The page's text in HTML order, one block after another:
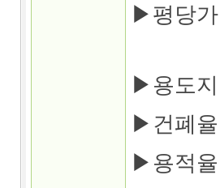
▶평당가
▶용도
▶건폐율
▶용적율